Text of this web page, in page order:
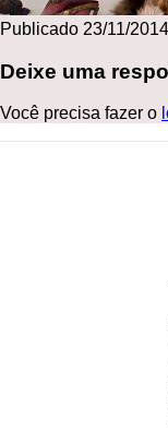
Publicado 23/11/2014
Deixe uma
Você precisa fazer o